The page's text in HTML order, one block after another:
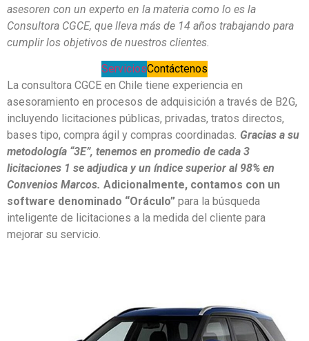
asesoren con un experto en la materia como lo es la
Consultora CGCE, que lleva más de 14 años trabajando para
cumplir los objetivos de nuestros clientes.
ServiciosContáctenos
La consultora CGCE en Chile tiene experiencia en
asesoramiento en procesos de adquisición a través de B2G,
incluyendo licitaciones públicas, privadas, tratos directos,
bases tipo, compra ágil y compras coordinadas. Gracias a su
metodología “3E”, tenemos en promedio de cada 3
licitaciones 1 se adjudica y un índice superior al 98% en
Convenios Marcos. Adicionalmente, contamos con un
software denominado “Oráculo” para la búsqueda
inteligente de licitaciones a la medida del cliente para
mejorar su servicio.